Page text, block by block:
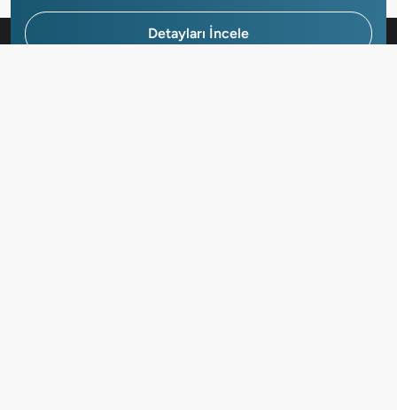
Detayları İncele